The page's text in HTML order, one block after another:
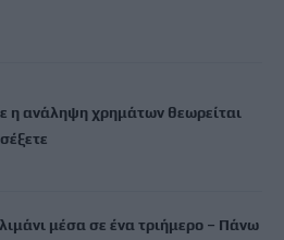
η ανάληψη χρημάτων θεωρείται
μέσα σε ένα τριήμερο – Πάνω